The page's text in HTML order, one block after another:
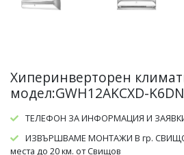
Хиперинверторен
модел:GWH12AKCXD-
ТЕЛЕФОН ЗА ИНФОРМАЦИЯ И
ИЗВЪРШВАМЕ МОНТАЖИ В гр.
места до 20 км. от Свищов